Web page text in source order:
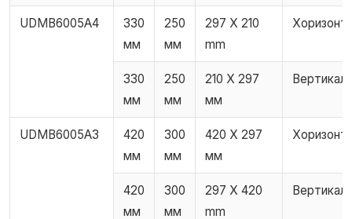
UDMB6005A4
330
мм
250
мм
297 X 210
mm
330
мм
250
мм
210 X 297
мм
UDMB6005A3
420
мм
300
мм
420 X 297
мм
420
мм
300
мм
297 X 420
mm